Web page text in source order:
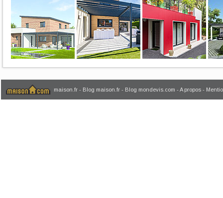
maison.fr - Blog maison.fr - Blog mondevis.com - A propos -